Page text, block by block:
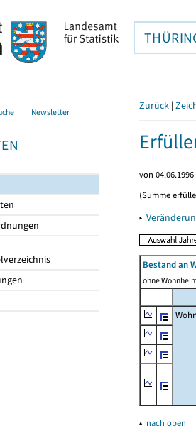
Newsletter Zurück |
von
(Summe
▸
Bestand an
ohne
▴ nach oben